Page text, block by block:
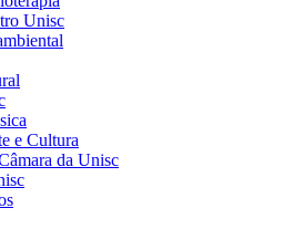
Unisc
e Cultura
da Unisc